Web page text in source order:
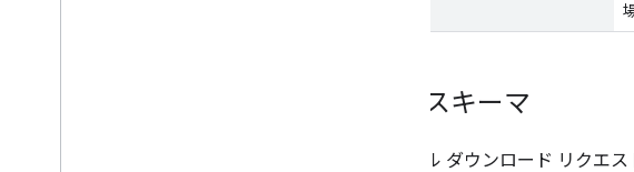
出力スキーマ
ファイル ダウンロード リクエス